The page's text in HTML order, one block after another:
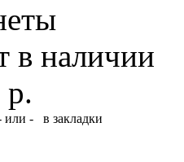
в наличии
или -
в закладки